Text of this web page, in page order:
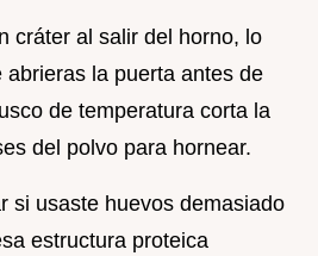
cráter al salir del horno, lo
abrieras la puerta antes de
de temperatura corta la
del polvo para hornear.
si usaste huevos demasiado
estructura proteica